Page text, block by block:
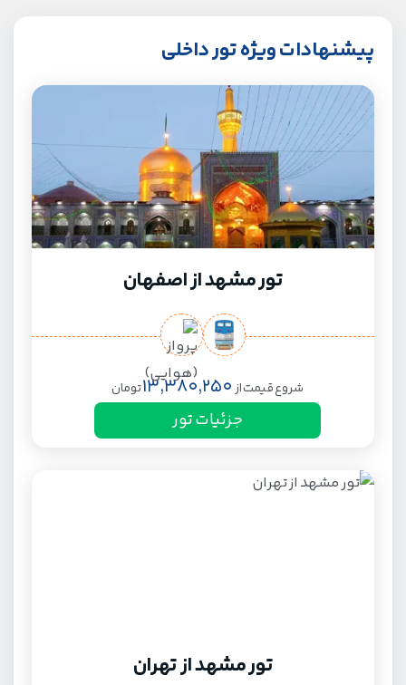
پیشنهادات ویژه تور داخلی
تور مشهد از اصفهان
شروع قیمت از13,380,250تومان
جزئیات تور
تور مشهد از تهران